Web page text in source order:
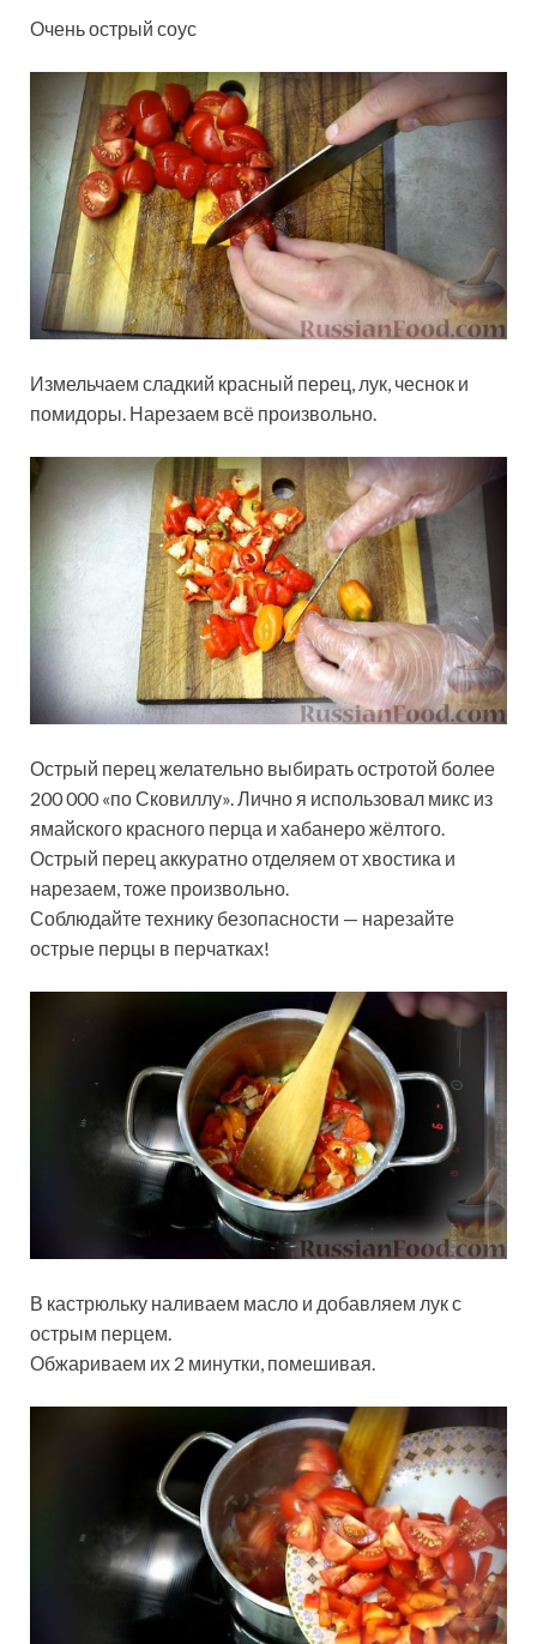
Очень острый соус
Измельчаем сладкий красный перец, лук, чеснок и
помидоры. Нарезаем всё произвольно.
Острый перец желательно выбирать остротой более
200 000 «по Сковиллу». Лично я использовал микс из
ямайского красного перца и хабанеро жёлтого.
Острый перец аккуратно отделяем от хвостика и
нарезаем, тоже произвольно.
Соблюдайте технику безопасности — нарезайте
острые перцы в перчатках!
В кастрюльку наливаем масло и добавляем лук с
острым перцем.
Обжариваем их 2 минутки, помешивая.